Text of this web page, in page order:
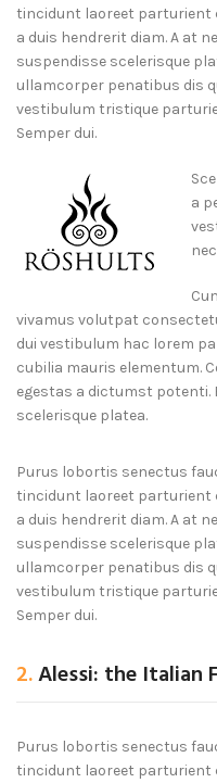
tincidunt laoreet parturient
a duis hendrerit diam. A at
suspendisse scelerisque
ullamcorper penatibus dis
vestibulum tristique
Semper dui.
a
vivamus volutpat
dui vestibulum hac lorem
cubilia mauris elementum.
egestas a dictumst potenti.
scelerisque platea.
Purus lobortis senectus
tincidunt laoreet parturient
a duis hendrerit diam. A at
suspendisse scelerisque
ullamcorper penatibus dis
vestibulum tristique
Semper dui.
2.Alessi: the Italian
Purus lobortis senectus
tincidunt laoreet parturient